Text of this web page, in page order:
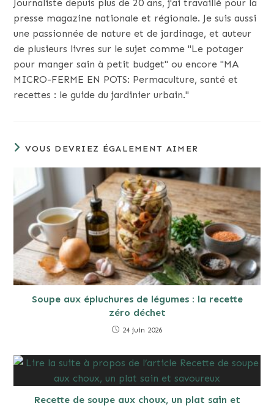
Journaliste depuis plus de 20 ans, j'ai travaillé pour la
presse magazine nationale et régionale. Je suis aussi
une passionnée de nature et de jardinage, et auteur
de plusieurs livres sur le sujet comme "Le potager
pour manger sain à petit budget" ou encore "MA
MICRO-FERME EN POTS: Permaculture, santé et
recettes : le guide du jardinier urbain."
VOUS DEVRIEZ ÉGALEMENT AIMER
Soupe aux épluchures de légumes : la recette
zéro déchet
24 juin 2026
Recette de soupe aux choux, un plat sain et